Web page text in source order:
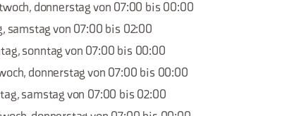
donnerstag von 07:00 bis 00:00
samstag von 07:00 bis 02:00
sonntag von 07:00 bis 00:00
donnerstag von 07:00 bis 00:00
samstag von 07:00 bis 02:00